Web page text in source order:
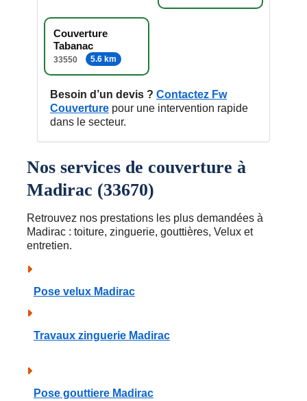
Couverture
Tabanac
33550 5.6 km
Besoin d’un devis ? Contactez Fw
Couverture pour une intervention rapide
dans le secteur.
Nos services de couverture à
Madirac (33670)
Retrouvez nos prestations les plus demandées à
Madirac : toiture, zinguerie, gouttières, Velux et
entretien.
Pose velux Madirac
Travaux zinguerie Madirac
Pose gouttiere Madirac